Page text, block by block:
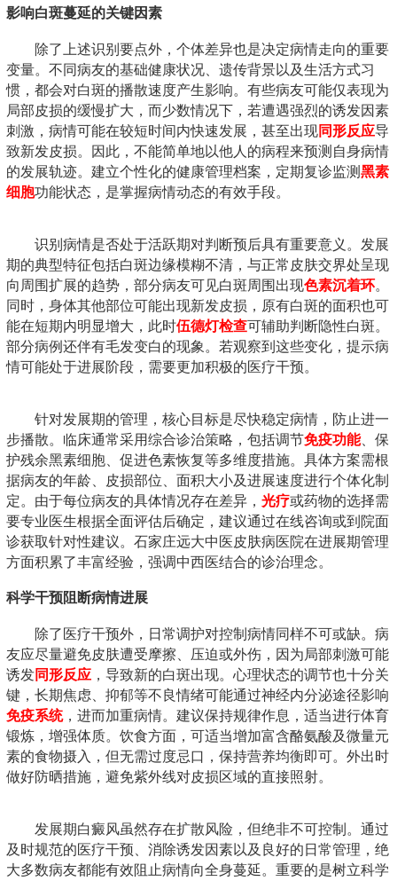
影响白斑蔓延的关键因素
除了上述识别要点外，个体差异也是决定病情走向的重要
变量。不同病友的基础健康状况、遗传背景以及生活方式习
惯，都会对白斑的播散速度产生影响。有些病友可能仅表现为
局部皮损的缓慢扩大，而少数情况下，若遭遇强烈的诱发因素
刺激，病情可能在较短时间内快速发展，甚至出现同形反应导
致新发皮损。因此，不能简单地以他人的病程来预测自身病情
的发展轨迹。建立个性化的健康管理档案，定期复诊监测黑素
细胞功能状态，是掌握病情动态的有效手段。
识别病情是否处于活跃期对判断预后具有重要意义。发展
期的典型特征包括白斑边缘模糊不清，与正常皮肤交界处呈现
向周围扩展的趋势，部分病友可见白斑周围出现色素沉着环。
同时，身体其他部位可能出现新发皮损，原有白斑的面积也可
能在短期内明显增大，此时伍德灯检查可辅助判断隐性白斑。
部分病例还伴有毛发变白的现象。若观察到这些变化，提示病
情可能处于进展阶段，需要更加积极的医疗干预。
针对发展期的管理，核心目标是尽快稳定病情，防止进一
步播散。临床通常采用综合诊治策略，包括调节免疫功能、保
护残余黑素细胞、促进色素恢复等多维度措施。具体方案需根
据病友的年龄、皮损部位、面积大小及进展速度进行个体化制
定。由于每位病友的具体情况存在差异， 光疗或药物的选择需
要专业医生根据全面评估后确定，建议通过在线咨询或到院面
诊获取针对性建议。石家庄远大中医皮肤病医院在进展期管理
方面积累了丰富经验，强调中西医结合的诊治理念。
科学干预阻断病情进展
除了医疗干预外，日常调护对控制病情同样不可或缺。病
友应尽量避免皮肤遭受摩擦、压迫或外伤，因为局部刺激可能
诱发同形反应 ，导致新的白斑出现。心理状态的调节也十分关
键，长期焦虑、抑郁等不良情绪可能通过神经内分泌途径影响
免疫系统，进而加重病情。建议保持规律作息，适当进行体育
锻炼，增强体质。饮食方面，可适当增加富含酪氨酸及微量元
素的食物摄入，但无需过度忌口，保持营养均衡即可。外出时
做好防晒措施，避免紫外线对皮损区域的直接照射。
发展期白癜风虽然存在扩散风险，但绝非不可控制。通过
及时规范的医疗干预、消除诱发因素以及良好的日常管理，绝
大多数病友都能有效阻止病情向全身蔓延。重要的是树立科学